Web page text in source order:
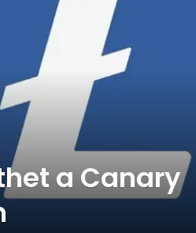
a Canary